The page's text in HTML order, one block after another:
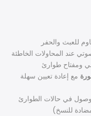
للعبث والحفر
عند المحاولات الخاطئة
ومفتاح طوارئ
مع إعادة تعيين سهلة
في حالات الطوارئ
للنسخ)